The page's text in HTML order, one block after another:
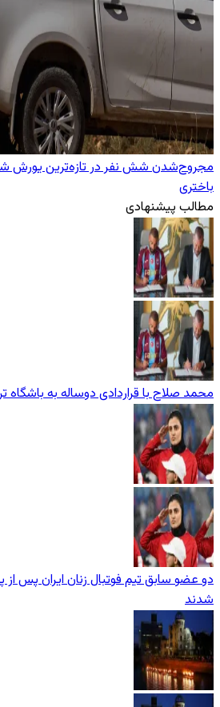
مجروح‌شدن شش نفر در تازه‌‌ترین یورش‌
باختری
مطالب پیشنهادی
محمد صلاح با قراردادی دوساله به باشگاه
دو عضو سابق تیم فوتبال زنان ایران پس از
شدند